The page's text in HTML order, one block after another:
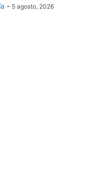
- 5 agosto, 2026